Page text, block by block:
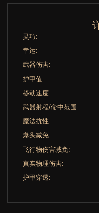
灵巧:
幸运:
武器伤害:
护甲值:
移动速度:
武器射程/命中范围:
魔法抗性:
爆头减免:
飞行物伤害减免:
真实物理伤害:
护甲穿透: